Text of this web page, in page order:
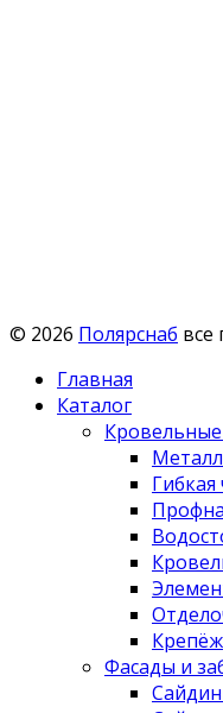
© 2026 Полярснаб
Главная
Каталог
Крепёж
Фасады и